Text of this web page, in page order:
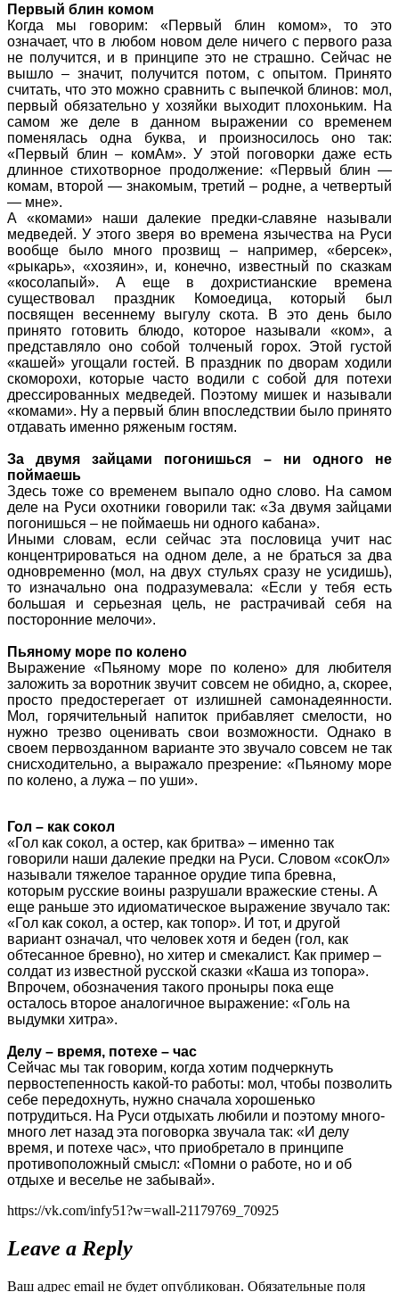
Первый блин комом
Когда мы говорим: «Первый блин комом», то это
означает, что в любом новом деле ничего с первого раза
не получится, и в принципе это не страшно. Сейчас не
вышло – значит, получится потом, с опытом. Принято
считать, что это можно сравнить с выпечкой блинов: мол,
первый обязательно у хозяйки выходит плохоньким. На
самом же деле в данном выражении со временем
поменялась одна буква, и произносилось оно так:
«Первый блин – комАм». У этой поговорки даже есть
длинное стихотворное продолжение: «Первый блин —
комам, второй — знакомым, третий – родне, а четвертый
— мне».
А «комами» наши далекие предки-славяне называли
медведей. У этого зверя во времена язычества на Руси
вообще было много прозвищ – например, «берсек»,
«рыкарь», «хозяин», и, конечно, известный по сказкам
«косолапый». А еще в дохристианские времена
существовал праздник Комоедица, который был
посвящен весеннему выгулу скота. В это день было
принято готовить блюдо, которое называли «ком», а
представляло оно собой толченый горох. Этой густой
«кашей» угощали гостей. В праздник по дворам ходили
скоморохи, которые часто водили с собой для потехи
дрессированных медведей. Поэтому мишек и называли
«комами». Ну а первый блин впоследствии было принято
отдавать именно ряженым гостям.
За двумя зайцами погонишься – ни одного не
поймаешь
Здесь тоже со временем выпало одно слово. На самом
деле на Руси охотники говорили так: «За двумя зайцами
погонишься – не поймаешь ни одного кабана».
Иными словам, если сейчас эта пословица учит нас
концентрироваться на одном деле, а не браться за два
одновременно (мол, на двух стульях сразу не усидишь),
то изначально она подразумевала: «Если у тебя есть
большая и серьезная цель, не растрачивай себя на
посторонние мелочи».
Пьяному море по колено
Выражение «Пьяному море по колено» для любителя
заложить за воротник звучит совсем не обидно, а, скорее,
просто предостерегает от излишней самонадеянности.
Мол, горячительный напиток прибавляет смелости, но
нужно трезво оценивать свои возможности. Однако в
своем первозданном варианте это звучало совсем не так
снисходительно, а выражало презрение: «Пьяному море
по колено, а лужа – по уши».
Гол – как сокол
«Гол как сокол, а остер, как бритва» – именно так
говорили наши далекие предки на Руси. Словом «сокОл»
называли тяжелое таранное орудие типа бревна,
которым русские воины разрушали вражеские стены. А
еще раньше это идиоматическое выражение звучало так:
«Гол как сокол, а остер, как топор». И тот, и другой
вариант означал, что человек хотя и беден (гол, как
обтесанное бревно), но хитер и смекалист. Как пример –
солдат из известной русской сказки «Каша из топора».
Впрочем, обозначения такого проныры пока еще
осталось второе аналогичное выражение: «Голь на
выдумки хитра».
Делу – время, потехе – час
Сейчас мы так говорим, когда хотим подчеркнуть
первостепенность какой-то работы: мол, чтобы позволить
себе передохнуть, нужно сначала хорошенько
потрудиться. На Руси отдыхать любили и поэтому много-
много лет назад эта поговорка звучала так: «И делу
время, и потехе час», что приобретало в принципе
противоположный смысл: «Помни о работе, но и об
отдыхе и веселье не забывай».
https://vk.com/infy51?w=wall-21179769_70925
Leave a Reply
Ваш адрес email не будет опубликован. Обязательные поля